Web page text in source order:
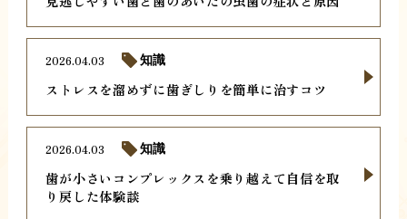
ストレスを溜めずに歯ぎしりを簡単に治すコツ
2026.04.03 知識
歯が小さいコンプレックスを乗り越えて自信を取
り戻した体験談
2026.04.03 知識